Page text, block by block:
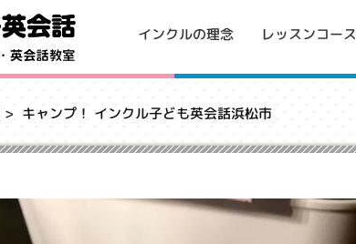
インクルの理念 レッスンコース
キャンプ！ インクル子ども英会話浜松市